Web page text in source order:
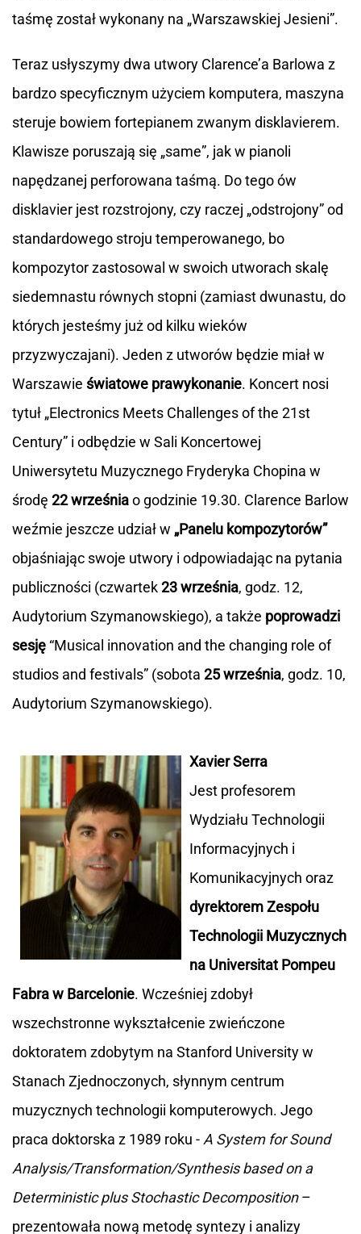
taśmę został wykonany na „Warszawskiej Jesieni”.
Teraz usłyszymy dwa utwory Clarence’a Barlowa z
bardzo specyficznym użyciem komputera, maszyna
steruje bowiem fortepianem zwanym disklavierem.
Klawisze poruszają się „same”, jak w pianoli
napędzanej perforowana taśmą. Do tego ów
disklavier jest rozstrojony, czy raczej „odstrojony” od
standardowego stroju temperowanego, bo
kompozytor zastosowal w swoich utworach skalę
siedemnastu równych stopni (zamiast dwunastu, do
których jesteśmy już od kilku wieków
przyzwyczajani). Jeden z utworów będzie miał w
Warszawie światowe prawykonanie. Koncert nosi
tytuł „Electronics Meets Challenges of the 21st
Century” i odbędzie w Sali Koncertowej
Uniwersytetu Muzycznego Fryderyka Chopina w
środę 22 wrześniao godzinie 19.30. Clarence Barlow
weźmie jeszcze udział w „Panelu kompozytorów”
objaśniając swoje utwory i odpowiadając na pytania
publiczności (czwartek23 września, godz. 12,
Audytorium Szymanowskiego), a także poprowadzi
sesję “Musical innovation and the changing role of
studios and festivals” (sobota 25 września, godz. 10,
Audytorium Szymanowskiego).
Xavier Serra
Jest profesorem
Wydziału Technologii
Informacyjnych i
Komunikacyjnych oraz
dyrektorem Zespołu
Technologii Muzycznych
na Universitat Pompeu
Fabra w Barcelonie. Wcześniej zdobył
wszechstronne wykształcenie zwieńczone
doktoratem zdobytym na Stanford University w
Stanach Zjednoczonych, słynnym centrum
muzycznych technologii komputerowych. Jego
praca doktorska z 1989 roku - A System for Sound
Analysis/Transformation/Synthesis based on a
Deterministic plus Stochastic Decomposition–
prezentowała nową metodę syntezy i analizy